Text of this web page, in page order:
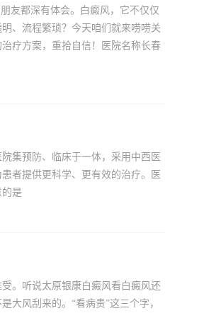
友都深有体会。白癜风，它不仅仅
、流程繁琐？今天咱们就来唠唠关
疗方案，重拾自信！医院名称长春
集预防、临床于一体，采用中西医
者提供更科学、更有效的治疗。医
是
。听说太原银康白癜风看白癜风还
大风刮来的。“看病贵”这三个字，